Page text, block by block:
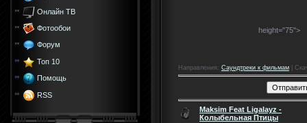
Онлайн ТВ
Фотообои
Форум
Топ 10
Помощь
RSS
height="75">
Направления : Cаундтреки к фильмам
Maksim Feat Ligalayz -
Колыбельная Птицы